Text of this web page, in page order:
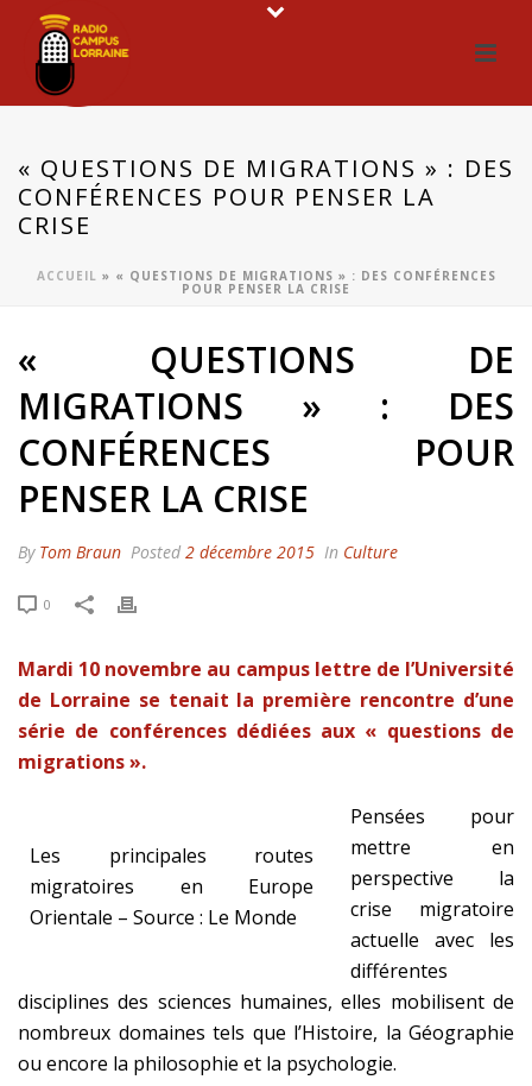
« QUESTIONS DE MIGRATIONS » : DES
CONFÉRENCES POUR PENSER LA
CRISE
ACCUEIL » « QUESTIONS DE MIGRATIONS » : DES CONFÉRENCES
POUR PENSER LA CRISE
« QUESTIONS DE
MIGRATIONS » : DES
CONFÉRENCES POUR
PENSER LA CRISE
By Tom Braun Posted 2 décembre 2015 In Culture
0
Mardi 10 novembre au campus lettre de l’Université
de Lorraine se tenait la première rencontre d’une
série de conférences dédiées aux « questions de
migrations ».
Les principales routes
migratoires en Europe
Orientale – Source : Le Monde
Pensées pour
mettre en
perspective la
crise migratoire
actuelle avec les
différentes
disciplines des sciences humaines, elles mobilisent de
nombreux domaines tels que l’Histoire, la Géographie
ou encore la philosophie et la psychologie.